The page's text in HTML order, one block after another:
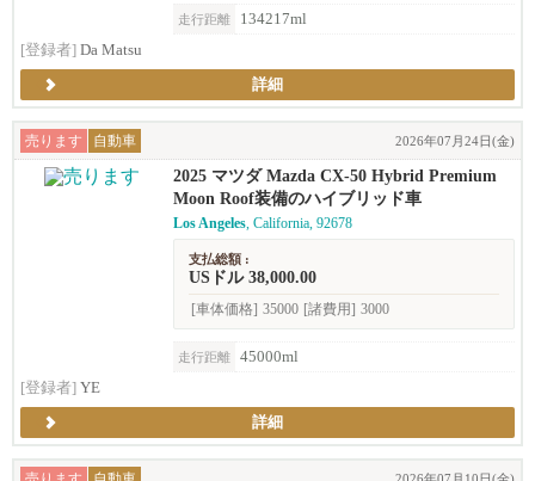
走行距離
134217ml
[登録者] Da Matsu
詳細
売ります 自動車 2026年07月24日(金)
2025 マツダ Mazda CX-50 Hybrid Premium
Moon Roof装備のハイブリッド車
Los Angeles, California, 92678
支払総額 :
USドル 38,000.00
[車体価格] 35000 [諸費用] 3000
走行距離
45000ml
[登録者] YE
詳細